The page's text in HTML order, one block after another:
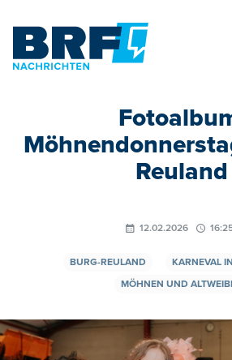
Reuland
12.02.2026
BURG-REULAND
KARNEVAL
MÖHNEN UND